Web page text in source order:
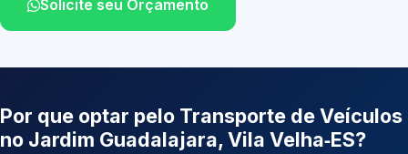
Solicite seu Orçamento
Por que optar pelo Transporte de Veículos
no Jardim Guadalajara, Vila Velha‑ES?